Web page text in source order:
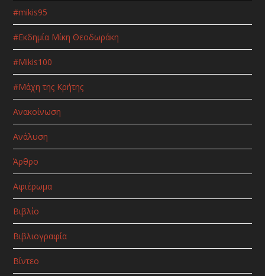
#mikis95
#Εκδημία Μίκη Θεοδωράκη
#Μikis100
#Μάχη της Κρήτης
Ανακοίνωση
Ανάλυση
Άρθρο
Αφιέρωμα
Βιβλίο
Βιβλιογραφία
Βίντεο